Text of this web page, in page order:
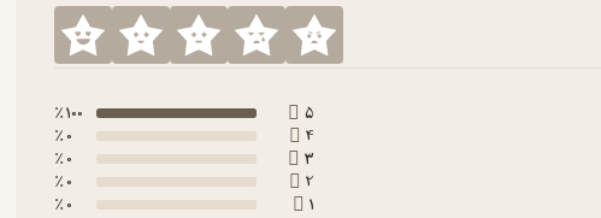
5
100 ٪
4
0 ٪
3
0 ٪
2
0 ٪
1
0 ٪